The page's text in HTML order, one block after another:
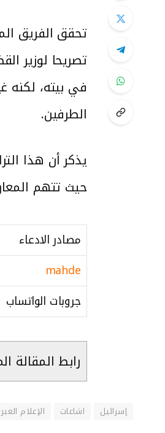
تحقق الفريق
تصريحا لوزير
في بيته، لكنه
الطرفين.
يذكر أن هذا
حيث تتهم
مصادر الادعاء
mahde
جروبات الواتساب
رابط المقالة
إسرائيل اشاعات الإعلام